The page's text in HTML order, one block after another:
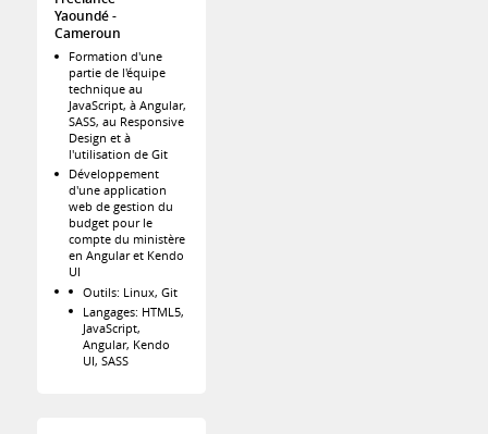
Yaoundé
Cameroun
Formation d'une
partie de l'équipe
technique au
JavaScript, à Angular,
SASS, au Responsive
Design et à
l'utilisation de Git
Développement
d'une application
web de gestion du
budget pour le
compte du ministère
en Angular et Kendo
UI
Outils: Linux, Git
Langages: HTML5,
JavaScript,
Angular, Kendo
UI, SASS